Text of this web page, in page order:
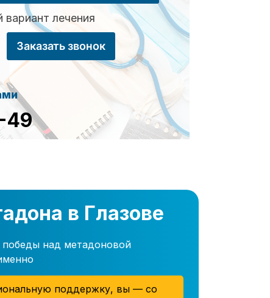
лечения
Заказать звонок
49
в Глазове
победы над метадоновой
поддержку, вы — со